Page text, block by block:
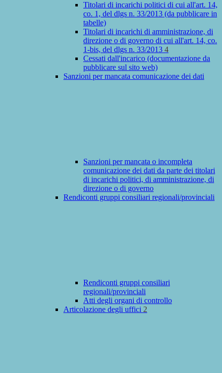
Titolari di incarichi politici di cui all'art. 14,
co. 1, del dlgs n. 33/2013 (da pubblicare in
tabelle)
Titolari di incarichi di amministrazione, di
direzione o di governo di cui all'art. 14, co.
1-bis, del dlgs n. 33/2013 4
Cessati dall'incarico (documentazione da
pubblicare sul sito web)
Sanzioni per mancata comunicazione dei dati
Sanzioni per mancata o incompleta
comunicazione dei dati da parte dei titolari
di incarichi politici, di amministrazione, di
direzione o di governo
Rendiconti gruppi consiliari regionali/provinciali
Rendiconti gruppi consiliari
regionali/provinciali
Atti degli organi di controllo
Articolazione degli uffici 2